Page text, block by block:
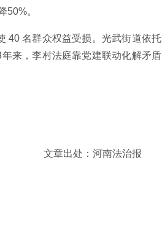
50%。
40 名群众权益受损。光武街道依托
来，李村法庭靠党建联动化解矛盾
文章出处：河南法治报